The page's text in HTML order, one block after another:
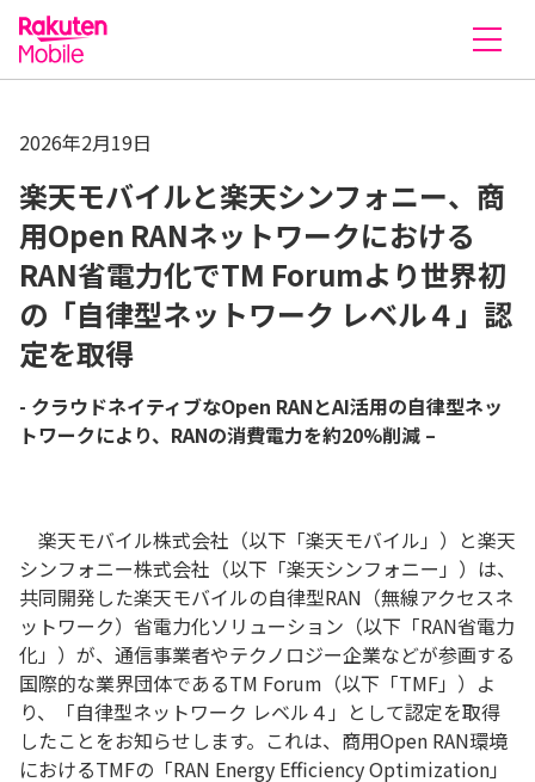
2026年2月19日
楽天モバイルと楽天シンフォニー、商
用Open RANネットワークにおける
RAN省電力化でTM Forumより世界初
の「自律型ネットワーク レベル４」認
定を取得
- クラウドネイティブなOpen RANとAI活用の自律型ネッ
トワークにより、RANの消費電力を約20%削減 –
楽天モバイル株式会社（以下「楽天モバイル」）と楽天
シンフォニー株式会社（以下「楽天シンフォニー」）は、
共同開発した楽天モバイルの自律型RAN（無線アクセスネ
ットワーク）省電力化ソリューション（以下「RAN省電力
化」）が、通信事業者やテクノロジー企業などが参画する
国際的な業界団体であるTM Forum（以下「TMF」）よ
り、「自律型ネットワーク レベル４」として認定を取得
したことをお知らせします。これは、商用Open RAN環境
におけるTMFの「RAN Energy Efficiency Optimization」